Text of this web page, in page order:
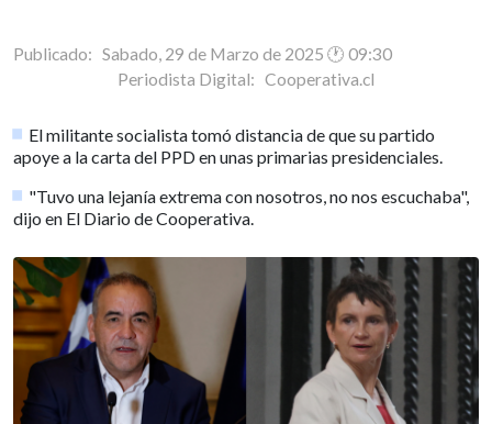
Publicado: Sabado, 29 de Marzo de 2025 🕐 09:30
Periodista Digital: Cooperativa.cl
El militante socialista tomó distancia de que su partido
apoye a la carta del PPD en unas primarias presidenciales.
"Tuvo una lejanía extrema con nosotros, no nos escuchaba",
dijo en El Diario de Cooperativa.